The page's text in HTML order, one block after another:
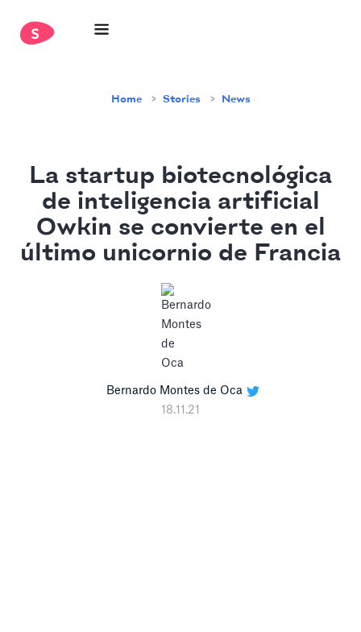
Home Stories News
La startup biotecnológica
de inteligencia artificial
Owkin se convierte en el
último unicornio de Francia
Bernardo Montes de Oca
18.11.21